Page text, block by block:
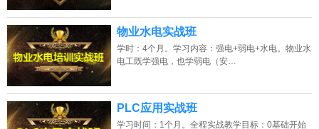
物业水电实战班
学时：4个月。学习内容：强电+弱电+水电。物业水
电工既学强电，也学弱电（安…
PLC应用实战班
学习时间：1个月。全程实战教学目标：0基础开始